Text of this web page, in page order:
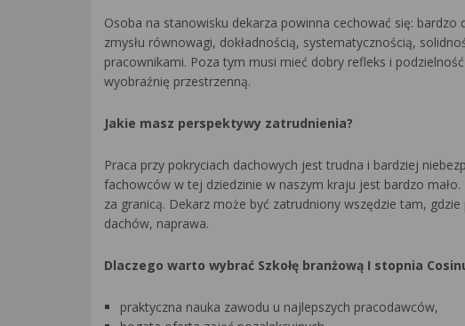
Osoba na stanowisku dekarza powinna cechować się:
zmysłu równowagi, dokładnością, systematycznością,
pracownikami. Poza tym musi mieć dobry refleks i
wyobraźnię przestrzenną.
Jakie masz perspektywy zatrudnienia?
Praca przy pokryciach dachowych jest trudna i bardziej
fachowców w tej dziedzinie w naszym kraju jest bardzo
za granicą. Dekarz może być zatrudniony wszędzie tam,
dachów, naprawa.
Dlaczego warto wybrać Szkołę branżową I stopnia
praktyczna nauka zawodu u najlepszych pracodawców,